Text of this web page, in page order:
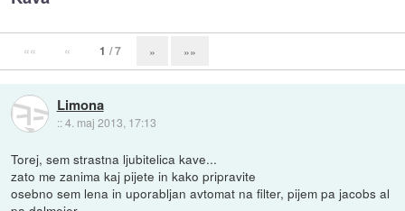
«« « 1 / 7 » »»
Limona
::4. maj 2013, 17:13
Torej, sem strastna ljubitelica kave...
zato me zanima kaj pijete in kako pripravite
osebno sem lena in uporabljan avtomat na filter, pijem pa jacobs al